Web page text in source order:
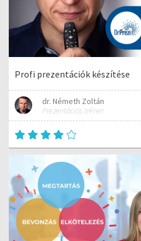
Profi prezentációk készítése
dr. Németh Zoltán
Prezentációs tréner